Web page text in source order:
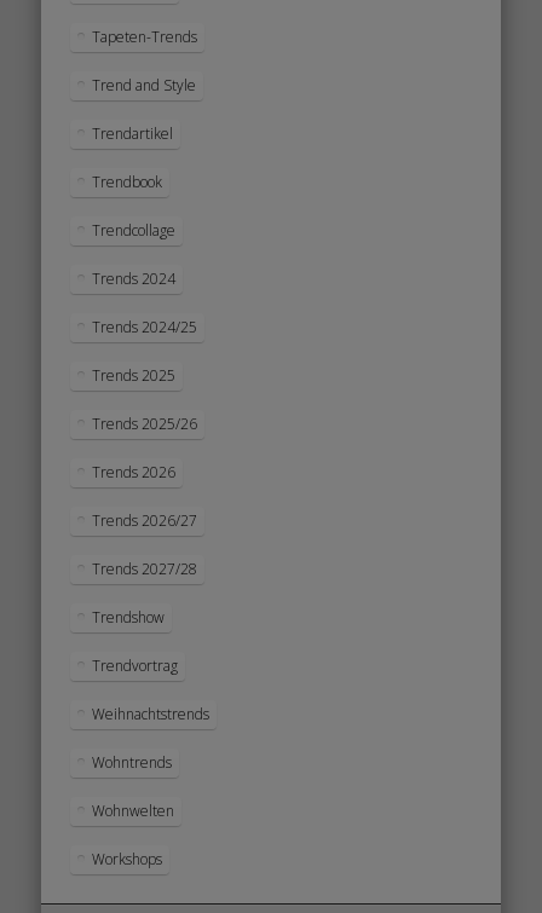
Tapeten-Trends
Trend and Style
Trendartikel
Trendbook
Trendcollage
Trends 2024
Trends 2024/25
Trends 2025
Trends 2025/26
Trends 2026
Trends 2026/27
Trends 2027/28
Trendshow
Trendvortrag
Weihnachtstrends
Wohntrends
Wohnwelten
Workshops